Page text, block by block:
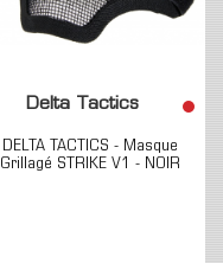
Delta Tactics
DELTA TACTICS - Masque
Grillagé STRIKE V1 - NOIR